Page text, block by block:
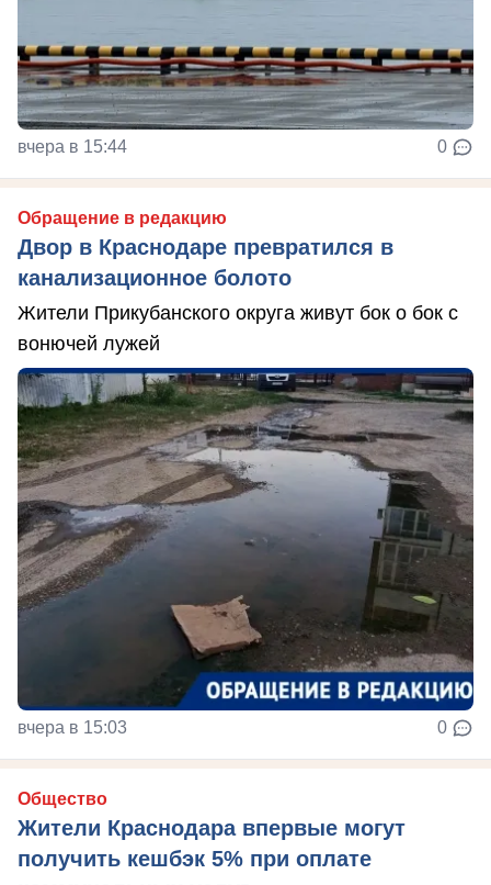
вчера в 15:44 0
Обращение в редакцию
Двор в Краснодаре превратился в
канализационное болото
Жители Прикубанского округа живут бок о бок с
вонючей лужей
вчера в 15:03 0
Общество
Жители Краснодара впервые могут
получить кешбэк 5% при оплате